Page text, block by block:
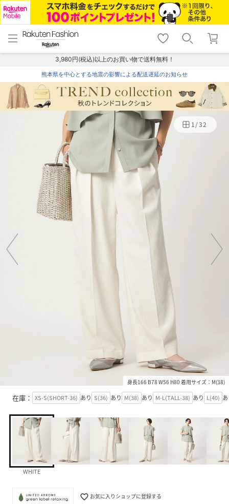
menu home
トップ
shopping_cart lock_outline
ログイン
3,980円(税込)以上のお買い物で送料無料！
熊本県を中心とする地震の影響による配送遅延のお知らせ
1/32
身長166 B78 W56 H80 着用サイズ：M(38)
在庫： XS-S(SHORT-36) あり S(36) あり M(38) あり M-L(TALL-38) あり L(40)
WHITE
favorite_border お気に入りショップに登録する